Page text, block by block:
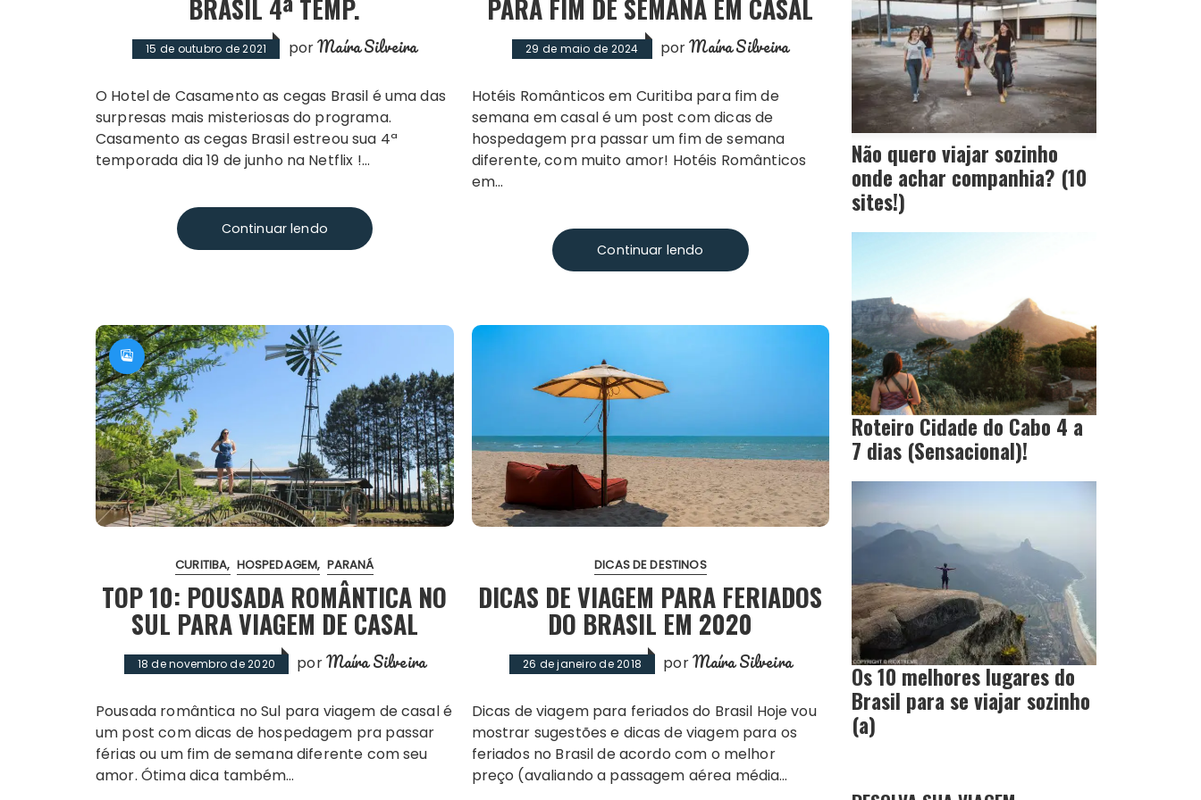
BRASIL 4ª TEMP.
15 de outubro de 2021 porMaíra Silveira
O Hotel de Casamento as cegas Brasil é uma das
surpresas mais misteriosas do programa.
Casamento as cegas Brasil estreou sua 4ª
temporada dia 19 de junho na Netflix !…
Continuar lendo
PARA FIM DE SEMANA EM CASAL
29 de maio de 2024 porMaíra Silveira
Hotéis Românticos em Curitiba para fim de
semana em casal é um post com dicas de
hospedagem pra passar um fim de semana
diferente, com muito amor! Hotéis Românticos
em…
Continuar lendo
CURITIBA HOSPEDAGEM PARANÁ
TOP 10: POUSADA ROMÂNTICA NO
SUL PARA VIAGEM DE CASAL
18 de novembro de 2020 porMaíra Silveira
Pousada romântica no Sul para viagem de casal é
um post com dicas de hospedagem pra passar
férias ou um fim de semana diferente com seu
amor. Ótima dica também…
DICAS DE DESTINOS
DICAS DE VIAGEM PARA FERIADOS
DO BRASIL EM 2020
26 de janeiro de 2018 porMaíra Silveira
Dicas de viagem para feriados do Brasil Hoje vou
mostrar sugestões e dicas de viagem para os
feriados no Brasil de acordo com o melhor
preço (avaliando a passagem aérea média…
Não quero viajar sozinho
onde achar companhia? (10
sites!)
Roteiro Cidade do Cabo 4 a
7 dias (Sensacional)!
Os 10 melhores lugares do
Brasil para se viajar sozinho
(a)